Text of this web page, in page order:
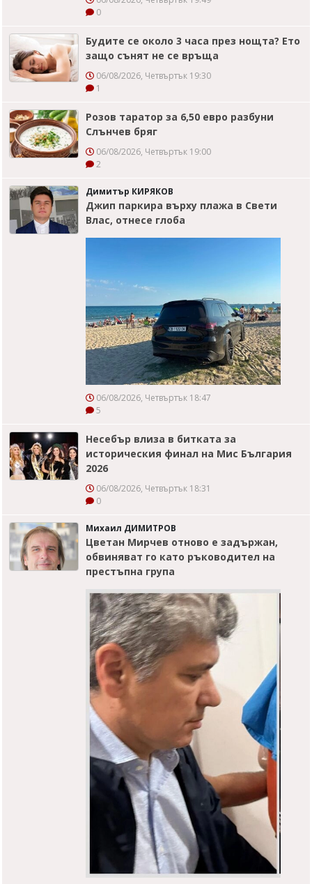
0
Будите се около 3 часа през нощта? Ето
защо сънят не се връща
06/08/2026, Четвъртък 19:30
1
Розов таратор за 6,50 евро разбуни
Слънчев бряг
06/08/2026, Четвъртък 19:00
2
Димитър КИРЯКОВ
Джип паркира върху плажа в Свети
Влас, отнесе глоба
06/08/2026, Четвъртък 18:47
5
Несебър влиза в битката за
историческия финал на Мис България
2026
06/08/2026, Четвъртък 18:31
0
Михаил ДИМИТРОВ
Цветан Мирчев отново е задържан,
обвиняват го като ръководител на
престъпна група